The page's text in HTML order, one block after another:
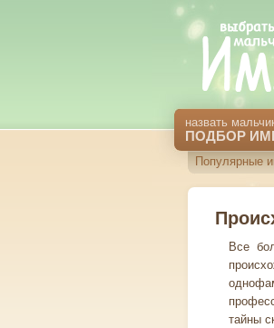
назвать
ПОДБОР
Популярные
Все
тайны